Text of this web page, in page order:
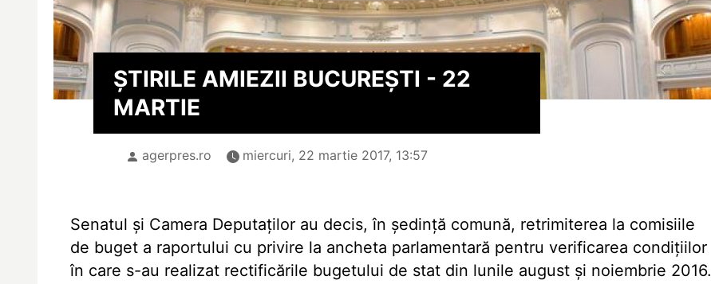
ȘTIRILE AMIEZII BUCUREȘTI - 22
MARTIE
agerpres.ro miercuri, 22 martie 2017, 13:57
Senatul și Camera Deputaților au decis, în ședință comună, retrimiterea la comisiile
de buget a raportului cu privire la ancheta parlamentară pentru verificarea condițiilor
în care s-au realizat rectificările bugetului de stat din lunile august și noiembrie 2016.